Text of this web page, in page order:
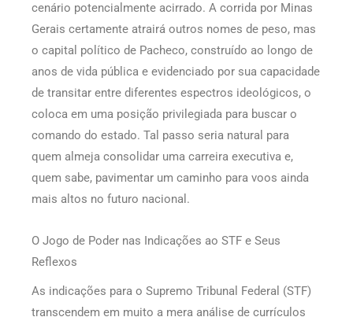
cenário potencialmente acirrado. A corrida por Minas
Gerais certamente atrairá outros nomes de peso, mas
o capital político de Pacheco, construído ao longo de
anos de vida pública e evidenciado por sua capacidade
de transitar entre diferentes espectros ideológicos, o
coloca em uma posição privilegiada para buscar o
comando do estado. Tal passo seria natural para
quem almeja consolidar uma carreira executiva e,
quem sabe, pavimentar um caminho para voos ainda
mais altos no futuro nacional.
O Jogo de Poder nas Indicações ao STF e Seus
Reflexos
As indicações para o Supremo Tribunal Federal (STF)
transcendem em muito a mera análise de currículos